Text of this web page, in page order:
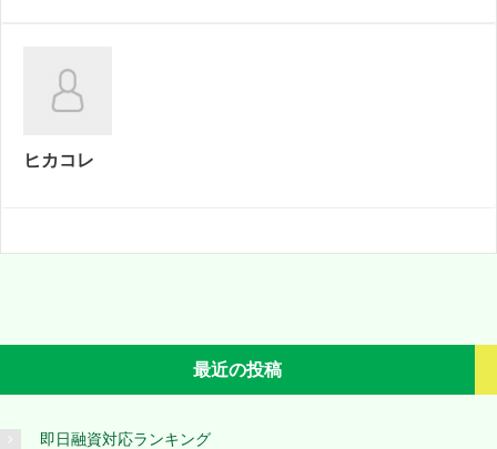
ヒカコレ
最近の投稿
即日融資対応ランキング